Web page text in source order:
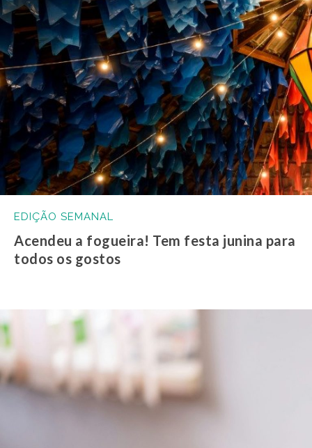
EDIÇÃO SEMANAL
Acendeu a fogueira! Tem festa junina para
todos os gostos